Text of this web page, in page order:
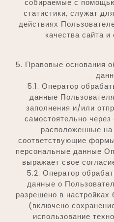
собираемые с
статистики, служат
действиях
качества сайта
5. Правовые основания
5.1. Оператор
данные
заполнения и/или
самостоятельно
расположенные
соответствующие
персональные данные
выражает свое
5.2. Оператор
данные о
разрешено в настройках
(включено
использование